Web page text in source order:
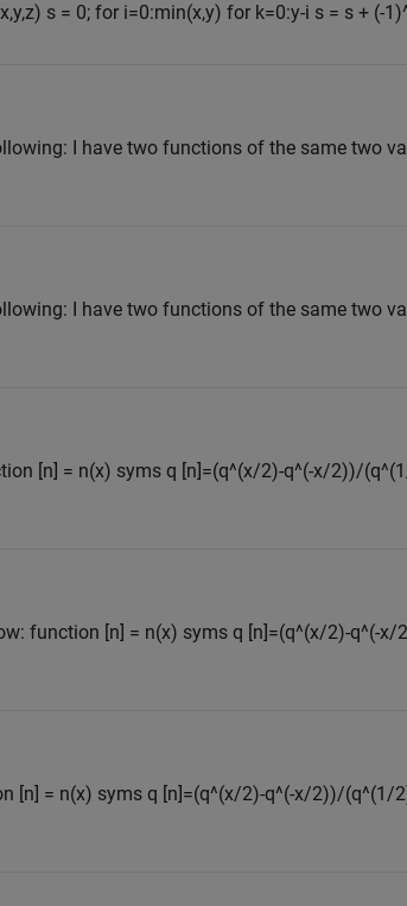
s = 0; for i=0:min(x,y) for k=0:y-i s = s + (-
I have two functions of the same two
I have two functions of the same two
[n] = n(x) syms q [n]=(q^(x/2)-q^(-x/2))/
function [n] = n(x) syms q [n]=(q^(x/2)-q^(-
[n] = n(x) syms q [n]=(q^(x/2)-q^(-x/2))/(q^(1/